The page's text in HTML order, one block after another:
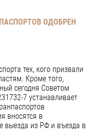
ОДОБРЕН
тех, кого призвали
Кроме того,
сегодня Советом
7 устанавливает
вносятся в
выезда из РФ и въезда в